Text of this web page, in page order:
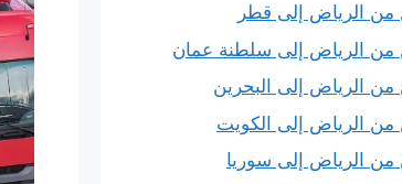
من الرياض إلى قطر
من الرياض إلى سلطنة عمان
من الرياض إلى البحرين
الرياض إلى الكويت
من الرياض إلى سوريا